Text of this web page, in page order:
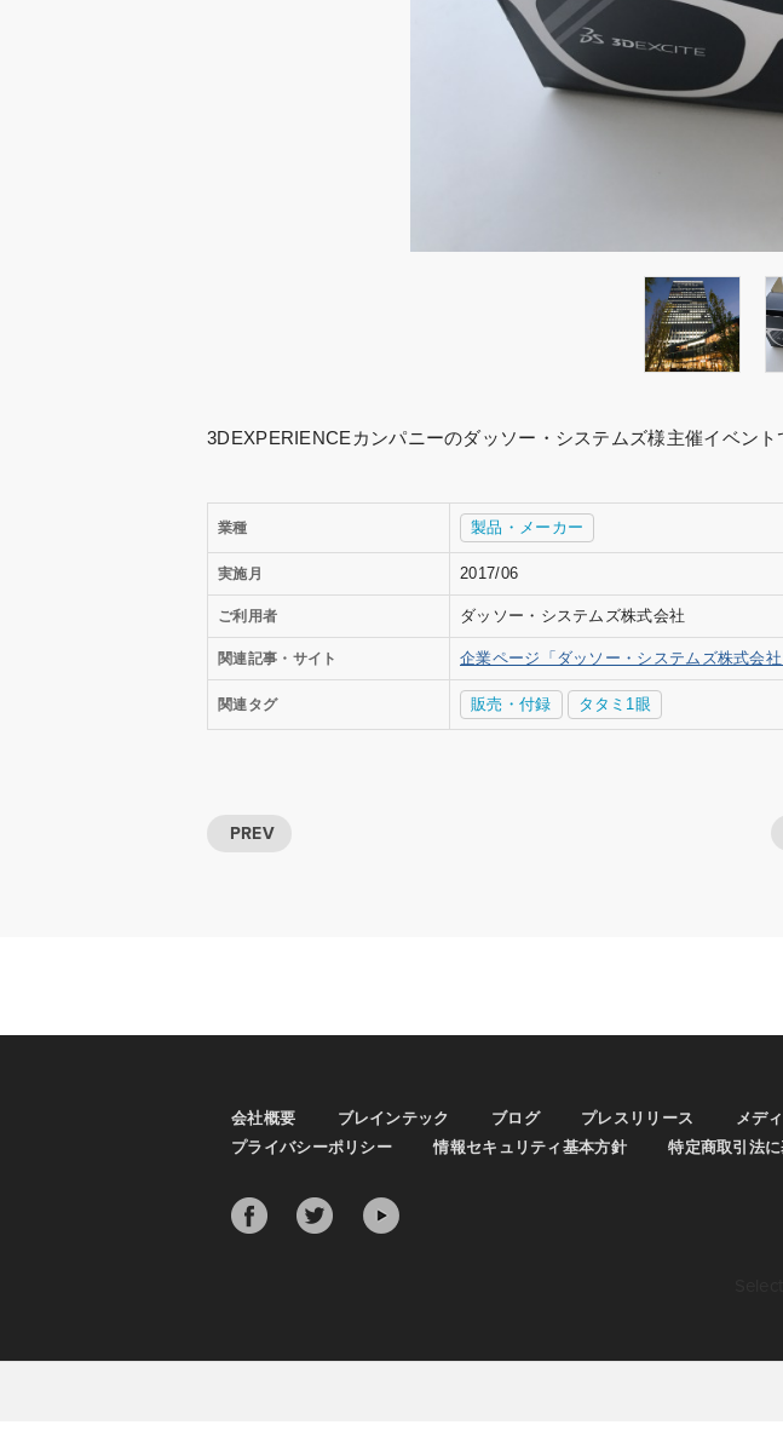
3DEXPERIENCEカンパニーのダッソー・システムズ様主催イベン
業種 製品・メーカー
実施月 2017/06
ご利用者 ダッソー・システムズ株式会社
関連記事・サイト 企業ページ「ダッソー・システムズ株式会社
関連タグ 販売・付録 タタミ1眼
PREV
会社概要 ブレインテック ブログ プレスリリース メデ
プライバシーポリシー
情報セキュリティ基本方針 特定商取引法